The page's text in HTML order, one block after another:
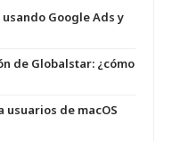
Google Ads y
de Globalstar: ¿cómo
usuarios de macOS